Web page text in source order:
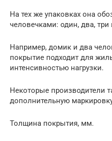
На тех же упаковках она
человечками: один, два, три
Например, домик и два
покрытие подходит для
интенсивностью нагрузки.
Некоторые производители
дополнительную
Толщина покрытия, мм.